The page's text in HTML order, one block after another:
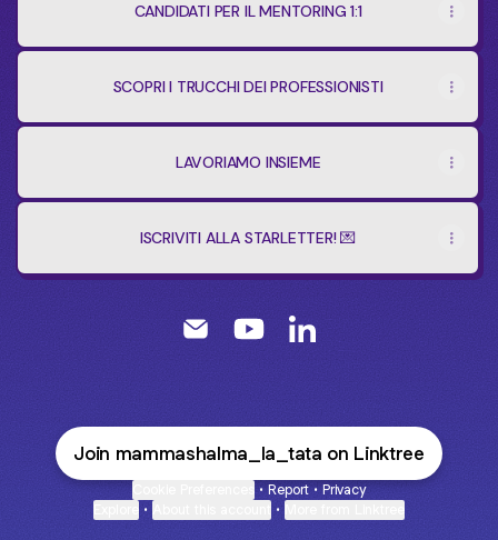
CANDIDATI PER IL MENTORING 1:1
SCOPRI I TRUCCHI DEI PROFESSIONISTI
LAVORIAMO INSIEME
ISCRIVITI ALLA STARLETTER! 💌
SHALMA ABBATI Email
SHALMA ABBATI YouTube
SHALMA ABBATI
Join mammashalma_la_tata on Linktree
• Report • Privacy
• •